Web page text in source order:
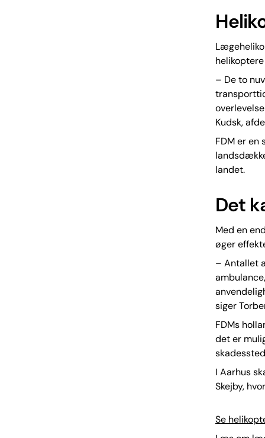
– De to
Kudsk,
FDM er
landet.
Det
Med en
øger
– Antallet
siger
FDMs
det er
I Aarhus
Skejby,
Se